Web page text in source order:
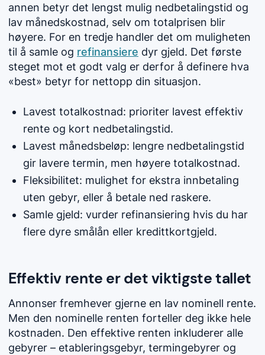
annen betyr det lengst mulig nedbetalingstid og
lav månedskostnad, selv om totalprisen blir
høyere. For en tredje handler det om muligheten
til å samle og refinansiere dyr gjeld. Det første
steget mot et godt valg er derfor å definere hva
«best» betyr for nettopp din situasjon.
Lavest totalkostnad: prioriter lavest effektiv
rente og kort nedbetalingstid.
Lavest månedsbeløp: lengre nedbetalingstid
gir lavere termin, men høyere totalkostnad.
Fleksibilitet: mulighet for ekstra innbetaling
uten gebyr, eller å betale ned raskere.
Samle gjeld: vurder refinansiering hvis du har
flere dyre smålån eller kredittkortgjeld.
Effektiv rente er det viktigste tallet
Annonser fremhever gjerne en lav nominell rente.
Men den nominelle renten forteller deg ikke hele
kostnaden. Den effektive renten inkluderer alle
gebyrer – etableringsgebyr, termingebyrer og